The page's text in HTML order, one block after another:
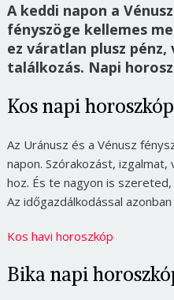
A keddi napon a
fényszöge kellemes
ez váratlan plusz pénz,
találkozás. Napi
Kos napi
Az Uránusz és a Vénusz
napon. Szórakozást,
hoz. És te nagyon is
Az időgazdálkodással
Kos havi horoszkóp
Bika napi